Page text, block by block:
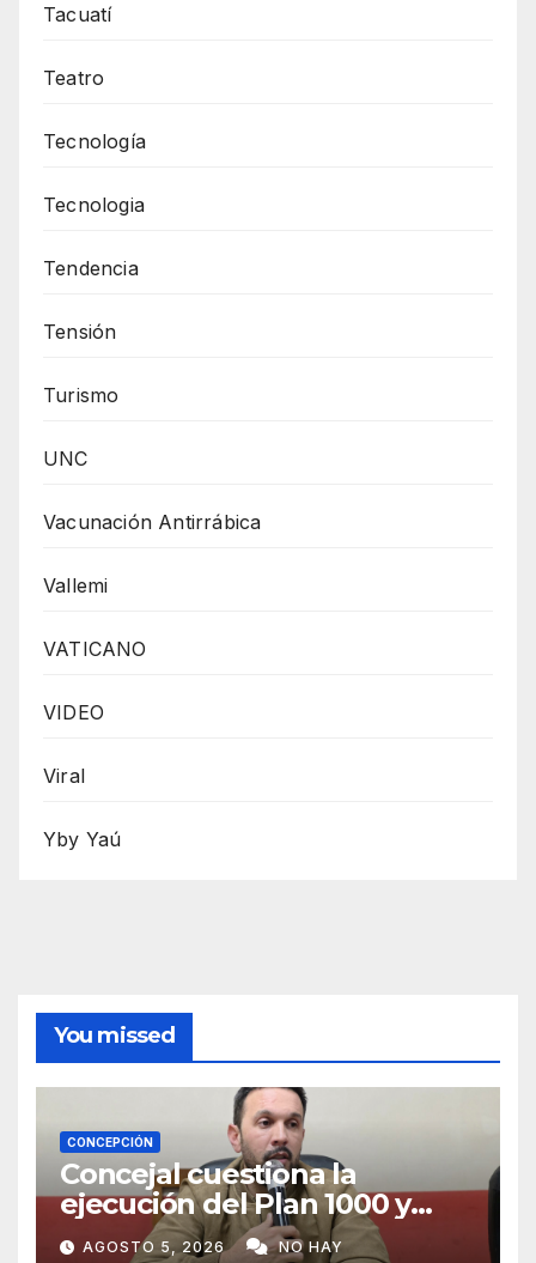
Tacuatí
Teatro
Tecnología
Tecnologia
Tendencia
Tensión
Turismo
UNC
Vacunación Antirrábica
Vallemi
VATICANO
VIDEO
Viral
Yby Yaú
You missed
CONCEPCIÓN
Concejal cuestiona la
ejecución del Plan 1000 y
pide mayor participación del
AGOSTO 5, 2026 NO HAY